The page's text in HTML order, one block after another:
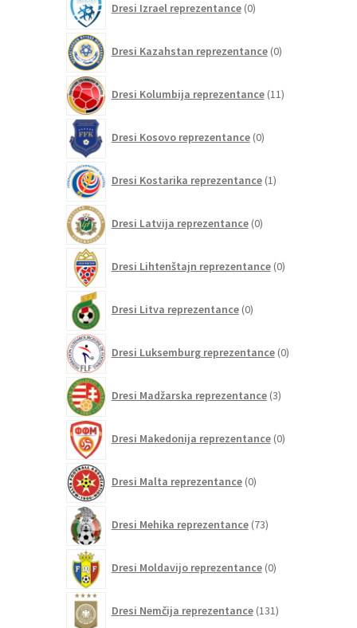
Dresi Izrael reprezentance 0izdelkov
Dresi Kazahstan reprezentance 0izdelkov
Dresi Kolumbija reprezentance 11izdelkov
Dresi Kosovo reprezentance 0izdelkov
Dresi Kostarika reprezentance 1izdelek
Dresi Latvija reprezentance 0izdelkov
Dresi Lihtenštajn reprezentance 0izdelkov
Dresi Litva reprezentance 0izdelkov
Dresi Luksemburg reprezentance 0izdelkov
Dresi Madžarska reprezentance 3izdelki
Dresi Makedonija reprezentance 0izdelkov
Dresi Malta reprezentance 0izdelkov
Dresi Mehika reprezentance 73izdelkov
Dresi Moldavijo reprezentance 0izdelkov
Dresi Nemčija reprezentance 131izdelkov